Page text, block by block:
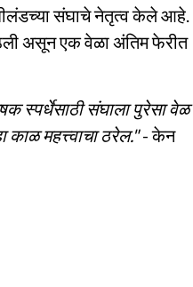
संघाचे नेतृत्व केले आहे.
असून एक वेळा अंतिम फेरीत
स्पर्धेसाठी संघाला पुरेसा वेळ
महत्त्वाचा ठरेल."- केन